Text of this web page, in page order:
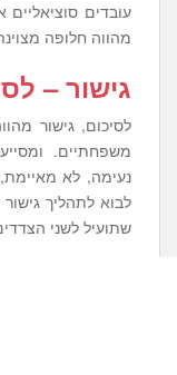
עובדים סוציאליים
מהווה חלופה
גישור –
לסיכום, גישור
משפחתיים.
נעימה, לא
לבוא לתהליך
שתועיל לשני